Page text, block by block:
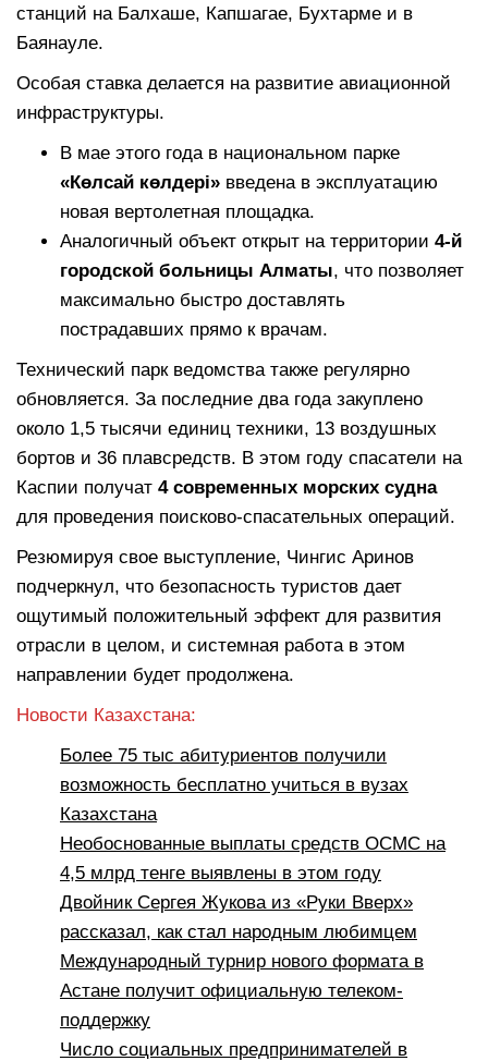
станций на Балхаше, Капшагае, Бухтарме и в
Баянауле.
Особая ставка делается на развитие авиационной
инфраструктуры.
В мае этого года в национальном парке
«Көлсай көлдері» введена в эксплуатацию
новая вертолетная площадка.
Аналогичный объект открыт на территории 4-й
городской больницы Алматы, что позволяет
максимально быстро доставлять
пострадавших прямо к врачам.
Технический парк ведомства также регулярно
обновляется. За последние два года закуплено
около 1,5 тысячи единиц техники, 13 воздушных
бортов и 36 плавсредств. В этом году спасатели на
Каспии получат 4 современных морских судна
для проведения поисково-спасательных операций.
Резюмируя свое выступление, Чингис Аринов
подчеркнул, что безопасность туристов дает
ощутимый положительный эффект для развития
отрасли в целом, и системная работа в этом
направлении будет продолжена.
Новости Казахстана:
Более 75 тыс абитуриентов получили
возможность бесплатно учиться в вузах
Казахстана
Необоснованные выплаты средств ОСМС на
4,5 млрд тенге выявлены в этом году
Двойник Сергея Жукова из «Руки Вверх»
рассказал, как стал народным любимцем
Международный турнир нового формата в
Астане получит официальную телеком-
поддержку
Число социальных предпринимателей в